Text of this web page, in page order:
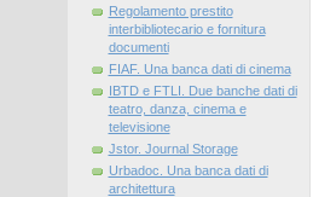
Regolamento prestito
interbibliotecario e fornitura
documenti
FIAF. Una banca dati di cinema
IBTD e FTLI. Due banche dati di
teatro, danza, cinema e
televisione
Jstor. Journal Storage
Urbadoc. Una banca dati di
architettura